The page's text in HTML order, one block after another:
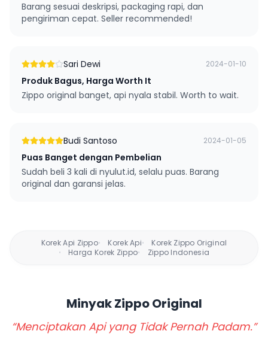
Barang sesuai deskripsi, packaging rapi, dan
pengiriman cepat. Seller recommended!
Sari Dewi 2024-01-10
Produk Bagus, Harga Worth It
Zippo original banget, api nyala stabil. Worth to wait.
Budi Santoso 2024-01-05
Puas Banget dengan Pembelian
Sudah beli 3 kali di nyulut.id, selalu puas. Barang
original dan garansi jelas.
Korek Api Zippo• Korek Api• Korek Zippo Original
• Harga Korek Zippo• Zippo Indonesia
Minyak ZippoOriginal
“Menciptakan Api yang Tidak Pernah Padam.”